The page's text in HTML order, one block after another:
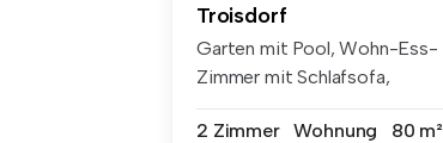
Troisdorf
Garten mit Pool, Wohn-Ess-
Zimmer mit Schlafsofa,
2 Zimmer
Wohnung 80 m²